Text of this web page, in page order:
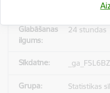
24 stundas
Statistikas